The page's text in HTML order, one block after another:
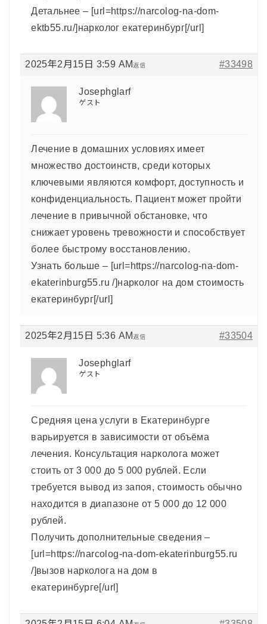
Детальнее – [url=https://narcolog-na-dom-
ektb55.ru/]нарколог екатеринбург[/url]
2025年2月15日 3:59 AM #33498
返信
Josephglarf
ゲスト
Лечение в домашних условиях имеет
множество достоинств, среди которых
ключевыми являются комфорт, доступность и
конфиденциальность. Пациент может пройти
лечение в привычной обстановке, что
снижает уровень тревожности и способствует
более быстрому восстановлению.
Узнать больше – [url=https://narcolog-na-dom-
ekaterinburg55.ru /]нарколог на дом стоимость
екатеринбург[/url]
2025年2月15日 5:36 AM #33504
返信
Josephglarf
ゲスト
Средняя цена услуги в Екатеринбурге
варьируется в зависимости от объёма
лечения. Консультация нарколога может
стоить от 3 000 до 5 000 рублей. Если
требуется вывод из запоя, стоимость обычно
находится в диапазоне от 5 000 до 12 000
рублей.
Получить дополнительные сведения –
[url=https://narcolog-na-dom-ekaterinburg55.ru
/]вызов нарколога на дом в
екатеринбурге[/url]